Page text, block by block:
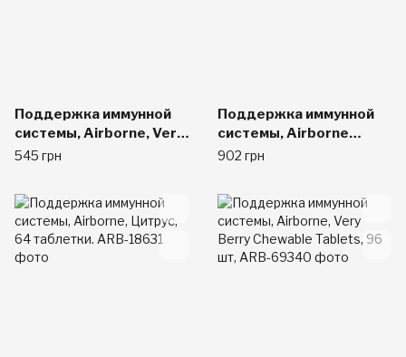
Поддержка иммунной
системы, Airborne, Very
Berry Chewable Tablets,
545 грн
Поддержка иммунной
системы, Airborne
Kids®, Assorted Fruit -
902 грн